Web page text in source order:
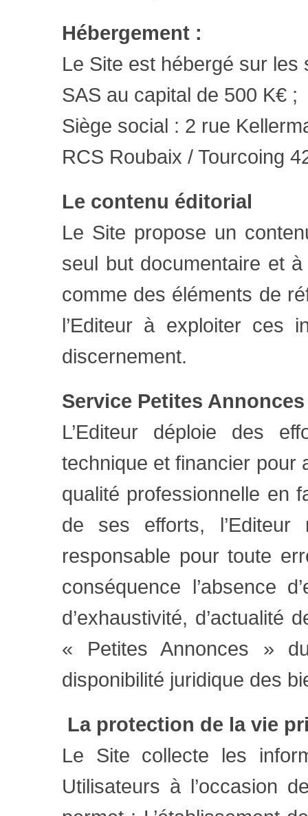
Hébergement :
Le Site est hébergé sur les
SAS au capital de 500 K€ ;
Siège social : 2 rue
RCS Roubaix / Tourcoing
Le contenu éditorial
Le Site propose un
seul but documentaire et
comme des éléments de
l’Editeur à exploiter ces
discernement.
Service Petites Annonces
L’Editeur déploie des
technique et financier pour
qualité professionnelle en
de ses efforts,
responsable pour toute
conséquence l’absence
d’exhaustivité, d’actualité
« Petites Annonces »
disponibilité juridique des
La protection de la vie
Le Site collecte les
Utilisateurs à l’occasion